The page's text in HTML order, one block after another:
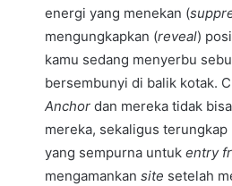
energi yang menekan (
mengungkapkan (reveal)
kamu sedang menyerbu
bersembunyi di balik kotak.
Anchor dan mereka tidak
mereka, sekaligus
yang sempurna untuk entry
mengamankan site setelah